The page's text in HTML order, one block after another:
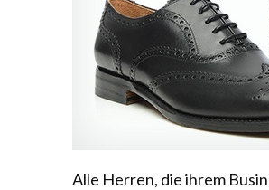
Alle Herren, die ihrem